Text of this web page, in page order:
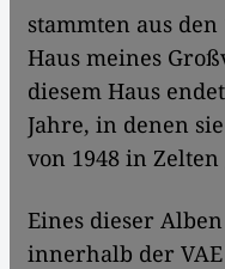
stammten aus den
Haus meines
diesem Haus
Jahre, in denen
von 1948 in
Eines dieser
innerhalb der